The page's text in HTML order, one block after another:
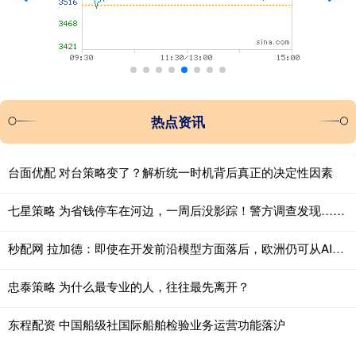
热点资讯
台面优配 对台策略变了？解析统一时机背后真正的决定性因素
七星策略 为省钱停车在河边，一周后没影踪！警方调查发现……
秒配网 拉加德：即使在开发前沿模型方面落后，欧洲仍可从AI中获益
忠泰策略 为什么最专业的人，往往最先离开？
东程配资 中国船级社国际船舶检验业务运营功能落沪